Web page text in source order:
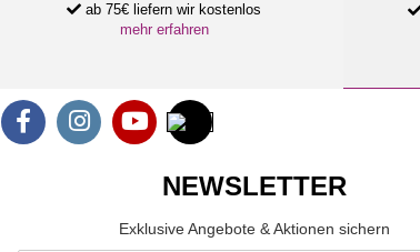
ab 75€ liefern wir kostenlos
mehr erfahren
NEWSLETTER
Exklusive Angebote & Aktionen sichern